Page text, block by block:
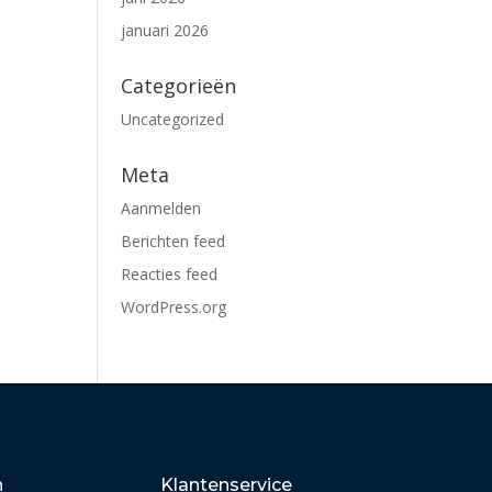
januari 2026
Categorieën
Uncategorized
Meta
Aanmelden
Berichten feed
Reacties feed
WordPress.org
Klantenservice